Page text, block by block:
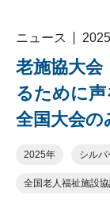
ニュース
老施協大
るために
全国大会の
2025年 シルバ
全国老人福祉施設